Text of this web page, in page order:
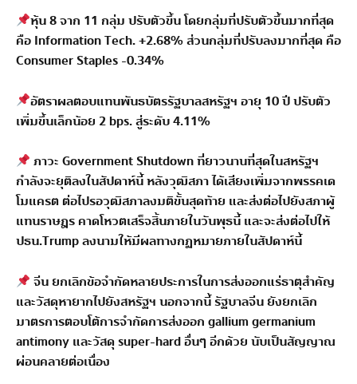
หุ้น 8 จาก 11 กลุ่ม ปรับตัวขึ้น โดยกลุ่มที่ปรับตัวขึ้นมากที่สุด
คือ Information Tech. +2.68% ส่วนกลุ่มที่ปรับลงมากที่สุด คือ
Consumer Staples -0.34%
อัตราผลตอบแทนพันธบัตรรัฐบาลสหรัฐฯ อายุ 10 ปี ปรับตัว
เพิ่มขึ้นเล็กน้อย 2 bps. สู่ระดับ 4.11%
ภาวะ Government Shutdown ที่ยาวนานที่สุดในสหรัฐฯ
กำลังจะยุติลงในสัปดาห์นี้ หลังวุฒิสภา ได้เสียงเพิ่มจากพรรคเด
โมแครต ต่อไปรอวุฒิสภาลงมติขั้นสุดท้าย และส่งต่อไปยังสภาผู้
แทนราษฎร คาดโหวตเสร็จสิ้นภายในวันพุธนี้ และจะส่งต่อไปให้
ปธน.Trump ลงนามให้มีผลทางกฏหมายภายในสัปดาห์นี้
จีน ยกเลิกข้อจำกัดหลายประการในการส่งออกแร่ธาตุสำคัญ
และวัสดุหายากไปยังสหรัฐฯ นอกจากนี้ รัฐบาลจีน ยังยกเลิก
มาตรการตอบโต้การจำกัดการส่งออก gallium germanium
antimony และวัสดุ super-hard อื่นๆ อีกด้วย นับเป็นสัญญาณ
ผ่อนคลายต่อเนื่อง